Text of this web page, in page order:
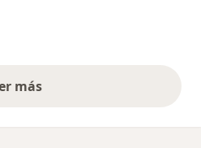
más
opiniones anteriores